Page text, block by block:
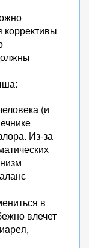
коррективы
(и
Из-за
в
влечет